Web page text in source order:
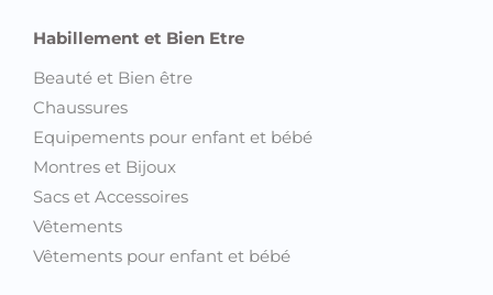
Habillement et Bien Etre
Beauté et Bien être
Chaussures
Equipements pour enfant et bébé
Montres et Bijoux
Sacs et Accessoires
Vêtements
Vêtements pour enfant et bébé